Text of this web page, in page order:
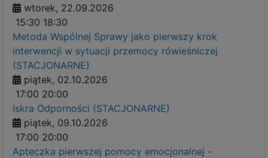
wtorek, 22.09.2026
15:30 18:30
Metoda Wspólnej Sprawy jako pierwszy krok
interwencji w sytuacji przemocy rówieśniczej
(STACJONARNE)
piątek, 02.10.2026
17:00 20:00
Iskra Odporności (STACJONARNE)
piątek, 09.10.2026
17:00 20:00
Apteczka pierwszej pomocy emocjonalnej -